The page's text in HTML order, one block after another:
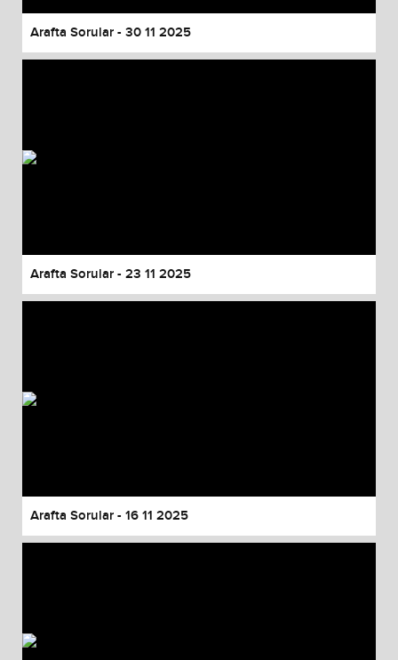
Arafta Sorular - 30 11 2025
Arafta Sorular - 23 11 2025
Arafta Sorular - 16 11 2025